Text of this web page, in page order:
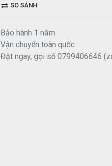
SO SÁNH
Bảo hành 1 năm
Vận chuyển toàn quốc
Đặt ngay, gọi số 0799406646